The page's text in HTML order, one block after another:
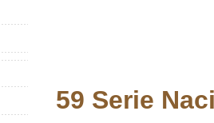
59 Serie